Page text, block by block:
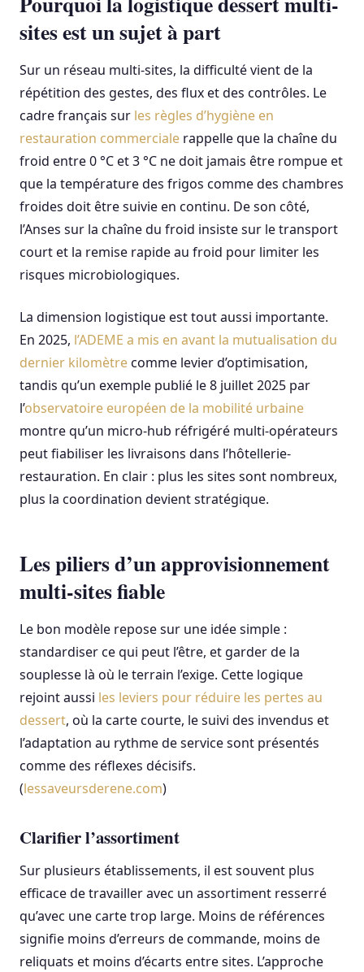
sites est un sujet à part
Sur un réseau multi-sites, la difficulté vient de la
répétition des gestes, des flux et des contrôles. Le
cadre français sur les règles d’hygiène en
restauration commerciale rappelle que la chaîne du
froid entre 0 °C et 3 °C ne doit jamais être rompue et
que la température des frigos comme des chambres
froides doit être suivie en continu. De son côté,
l’Anses sur la chaîne du froid insiste sur le transport
court et la remise rapide au froid pour limiter les
risques microbiologiques.
La dimension logistique est tout aussi importante.
En 2025, l’ADEME a mis en avant la mutualisation du
dernier kilomètrecomme levier d’optimisation,
tandis qu’un exemple publié le 8 juillet 2025 par
l’observatoire européen de la mobilité urbaine
montre qu’un micro-hub réfrigéré multi-opérateurs
peut fiabiliser les livraisons dans l’hôtellerie-
restauration. En clair : plus les sites sont nombreux,
plus la coordination devient stratégique.
Les piliers d’un approvisionnement
multi-sites fiable
Le bon modèle repose sur une idée simple :
standardiser ce qui peut l’être, et garder de la
souplesse là où le terrain l’exige. Cette logique
rejoint aussi les leviers pour réduire les pertes au
dessert, où la carte courte, le suivi des invendus et
l’adaptation au rythme de service sont présentés
comme des réflexes décisifs.
(lessaveursderene.com)
Clarifier l’assortiment
Sur plusieurs établissements, il est souvent plus
efficace de travailler avec un assortiment resserré
qu’avec une carte trop large. Moins de références
signifie moins d’erreurs de commande, moins de
reliquats et moins d’écarts entre sites. L’approche